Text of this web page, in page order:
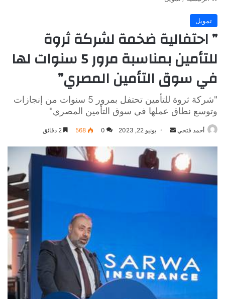
تمويل
” احتفالية ضخمة لشركة ثروة
للتأمين بمناسبة مرور 5 سنوات لها
في سوق التأمين المصري”
"شركة ثروة للتأمين تحتفل بمرور 5 سنوات من إنجازات
وتوسع نطاق عملها في سوق التأمين المصري"
أحمد فتحي
أرسل
إلكترونيا
يونيو 22, 2023 0
568